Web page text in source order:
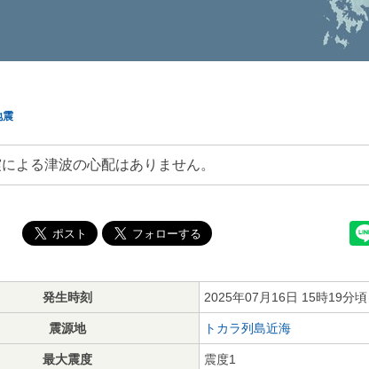
震
よる津波の心配はありません。
発生時刻 2025年07月16日 15時19分頃
震源地 トカラ列島近海
最大震度 震度1